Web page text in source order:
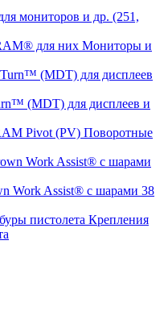
мониторов и др. (251,
Мониторы и
(MDT) для дисплеев и
Поворотные
Work Assist® с шарами 38
Крепления